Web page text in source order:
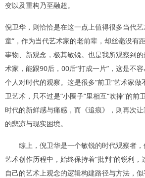
变以及重构乃至融超。
倪卫华，则恰恰是在这一点上值得很多当代
童”，作为当代艺术家的老前辈，却丝毫没有
事物、新观念，极其敏锐。也是我所观察到的
术家，能跟90后，00后“打成一片”，这是不
个人对时代的观察。这是很多“前卫”艺术家
卫艺术，只不过是“小圈子”里相互“吹捧”的前
时代的新鲜感与痛感，而《追痕》，则再次
的悲凉与现实困境。
综上，倪卫华是一个敏锐的时代观察者，
艺术创作历程中，始终保持着“批判”的锐利
自己的艺术上观念的逻辑构建路径与方法，